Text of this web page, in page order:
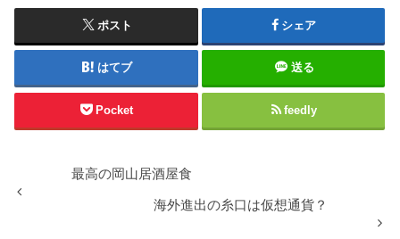
ポスト シェア
はてブ 送る
Pocket feedly
最高の岡山居酒屋食
海外進出の糸口は仮想通貨？